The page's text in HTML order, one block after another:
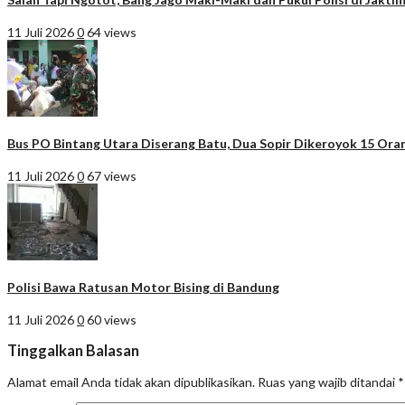
11 Juli 2026064 views
Bus PO Bintang Utara Diserang Batu, Dua Sopir Dikeroyok 15
11 Juli 2026067 views
Polisi Bawa Ratusan Motor Bising di Bandung
11 Juli 2026060 views
Tinggalkan Balasan
Alamat email Anda tidak akan dipublikasikan. Ruas yang wajib ditandai *